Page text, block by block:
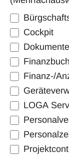
Cockpit
Finanz-/
LOGA